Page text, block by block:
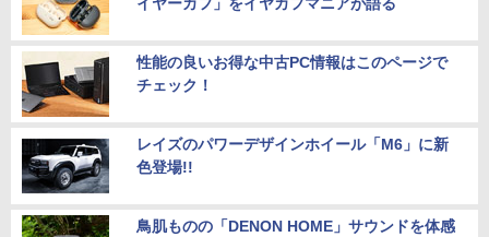
イヤーカフ」をイヤカフマニアが語る
性能の良いお得な中古PC情報はこのページで
チェック！
レイズのパワーデザインホイール「M6」に新
色登場!!
鳥肌ものの「DENON HOME」サウンドを体感